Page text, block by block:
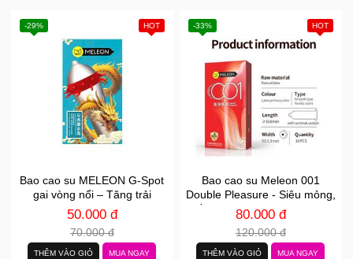
HOT
-29%
Bao cao su MELEON G-Spot
gai vòng nổi – Tăng trải
nghiệm
50.000 đ
70.000 đ
THÊM VÀO GIỎ MUA NGAY
HOT
-33%
Bao cao su Meleon 001
Double Pleasure - Siêu mỏng,
nhiều gel bôi trơn - Hộp 10 cái
80.000 đ
120.000 đ
THÊM VÀO GIỎ MUA NGAY